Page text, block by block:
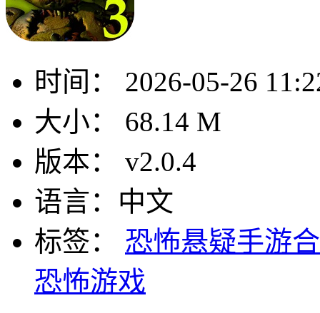
时间：
2026-05-26
大小：
68.14 M
版本：
v2.0.4
语言： 中文
标签：
恐怖悬疑手游
恐怖游戏